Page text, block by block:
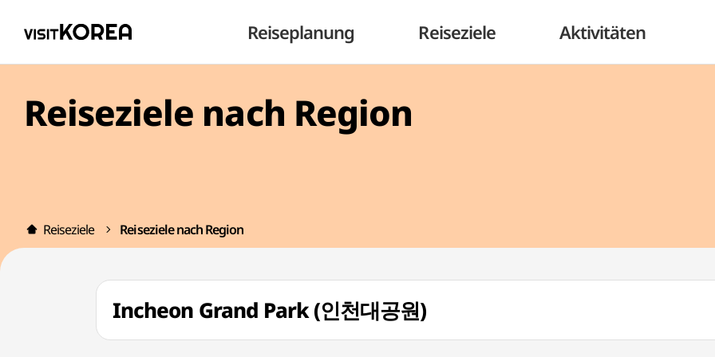
Reiseplanung Reiseziele Aktivitäten
Reiseziele nach Region
Reiseziele Reiseziele nach Region
Incheon Grand Park (인천대공원)